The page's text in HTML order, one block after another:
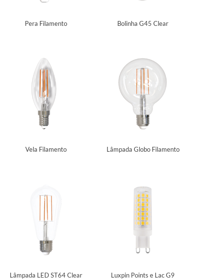
Pera Filamento Bolinha G45 Clear
Vela Filamento Lâmpada Globo Filamento
Lâmpada LED ST64 Clear Luxpin Points e Lac G9